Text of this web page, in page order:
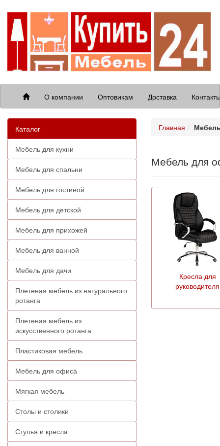
О компании Оптовикам Доставка
Каталог
Мебель для кухни
Мебель для спальни
Мебель для гостиной
Мебель для детской
Мебель для прихожей
Мебель для ванной
Мебель для дачи
Плетеная мебель из натурального
ротанга
Плетеная мебель из
искусственного ротанга
Пластиковая мебель
Мебель для офиса
Мягкая мебель
Столы и столики
Стулья и кресла
Главная
Мебель для
Кресла для
руководителя